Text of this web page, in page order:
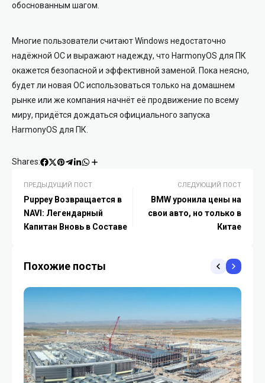
обоснованным шагом.
Многие пользователи считают Windows недостаточно
надёжной ОС и выражают надежду, что HarmonyOS для ПК
окажется безопасной и эффективной заменой. Пока неясно,
будет ли новая ОС использоваться только на домашнем
рынке или же компания начнёт её продвижение по всему
миру, придётся дождаться официального запуска
HarmonyOS для ПК.
Shares:
ПРЕДЫДУЩИЙ ПОСТ
Puppey Возвращается в
NAVI: Легендарный
Капитан Вновь в Составе
СЛЕДУЮЩИЙ ПОСТ
BMW уронила цены на
свои авто, но только в
Китае
Похожие посты